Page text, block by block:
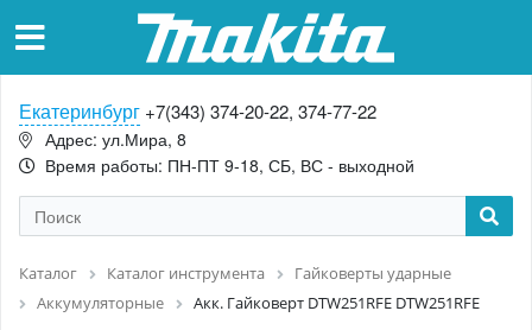
Екатеринбург +7(343) 374-20-22, 374-77-22
Адрес: ул.Мира, 8
Время работы: ПН-ПТ 9-18, СБ, ВС - выходной
Каталог Каталог инструмента
Гайковерты ударные
Аккумуляторные
Акк. Гайковерт DTW251RFE DTW251RFE